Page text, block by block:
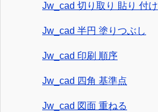
Jw_cad 切り取り 貼り 付け
Jw_cad 半円 塗りつぶし
Jw_cad 印刷 順序
Jw_cad 四角 基準点
Jw_cad 図面 重ねる